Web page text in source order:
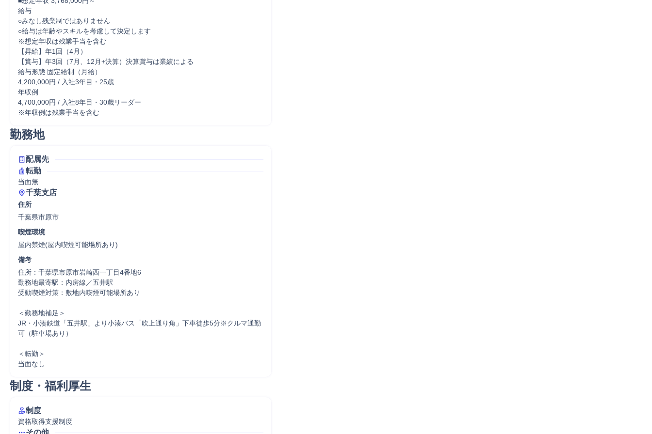
給与
○みなし残業制ではありません
○給与は年齢やスキルを考慮して決定します
※想定年収は残業手当を含む
【昇給】年1回（4月）
【賞与】年3回（7月、12月+決算）決算賞与は業績による
給与形態 固定給制（月給）
4,200,000円 / 入社3年目・25歳
年収例
4,700,000円 / 入社8年目・30歳リーダー
※年収例は残業手当を含む
勤務地
配属先
転勤
当面無
千葉支店
住所
千葉県市原市
喫煙環境
屋内禁煙(屋内喫煙可能場所あり)
備考
住所：千葉県市原市岩崎西一丁目4番地6
勤務地最寄駅：内房線／五井駅
受動喫煙対策：敷地内喫煙可能場所あり
＜勤務地補足＞
JR・小湊鉄道「五井駅」より小湊バス「吹上通り角」下車徒歩5分※クルマ通勤
可（駐車場あり）
＜転勤＞
当面なし
制度・福利厚生
制度
資格取得支援制度
その他